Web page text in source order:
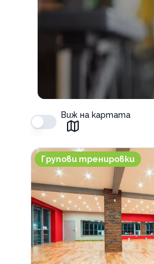
Виж на картата
M Sport&kids
Групови тренировки